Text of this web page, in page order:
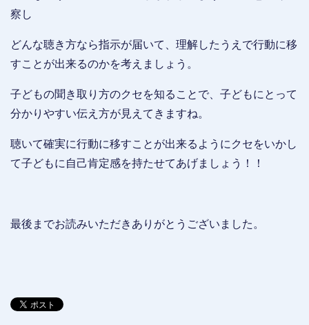
察し
どんな聴き方なら指示が届いて、理解したうえで行動に移
すことが出来るのかを考えましょう。
子どもの聞き取り方のクセを知ることで、子どもにとって
分かりやすい伝え方が見えてきますね。
聴いて確実に行動に移すことが出来るようにクセをいかし
て子どもに自己肯定感を持たせてあげましょう！！
最後までお読みいただきありがとうございました。